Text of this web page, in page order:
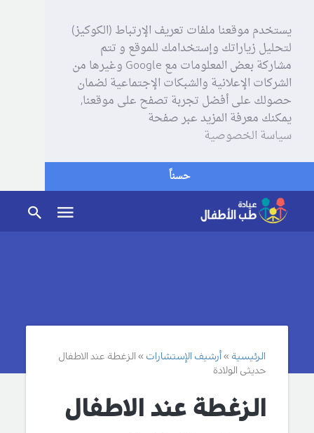
يستخدم موقعنا ملفات تعريف الإرتباط (الكوكيز)
لتحليل زياراتك وإستخدامك للموقع و تتم
مشاركة بعض المعلومات مع Google وغيرها من
الشركات الإعلانية والشبكات الإجتماعية لضمان
حصولك على أفضل تجربة تصفح على موقعنا,
يمكنك معرفة المزيد عبر صفحة
سياسة الخصوصية
حسناً
الرئيسية أرشيف الإستشارات
الزغطة عند الاطفال
حديثى الولادة
الزغطة عند الاطفال